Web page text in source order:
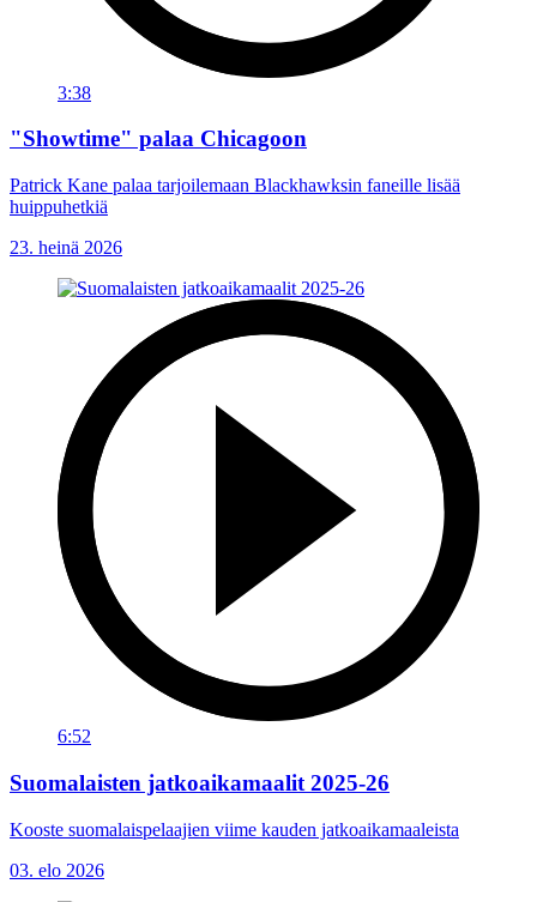
3:38
"Showtime" palaa Chicagoon
Patrick Kane palaa tarjoilemaan Blackhawksin faneille lisää
huippuhetkiä
23. heinä 2026
6:52
Suomalaisten jatkoaikamaalit 2025-26
Kooste suomalaispelaajien viime kauden jatkoaikamaaleista
03. elo 2026